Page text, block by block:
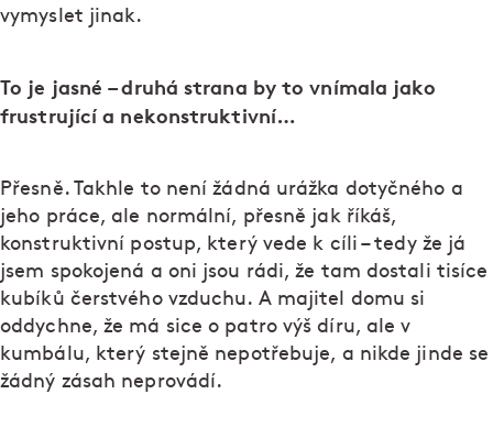
vymyslet jinak.
To je jasné – druhá strana by to vnímala jako
frustrující a nekonstruktivní…
Přesně. Takhle to není žádná urážka dotyčného a
jeho práce, ale normální, přesně jak říkáš,
konstruktivní postup, který vede k cíli – tedy že já
jsem spokojená a oni jsou rádi, že tam dostali tisíce
kubíků čerstvého vzduchu. A majitel domu si
oddychne, že má sice o patro výš díru, ale v
kumbálu, který stejně nepotřebuje, a nikde jinde se
žádný zásah neprovádí.